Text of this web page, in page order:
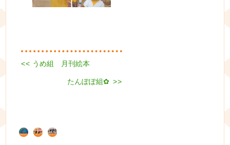
投
ゲ
ー
Previous
<< うめ組 月刊絵本
Next
たんぽぽ組✿ >>